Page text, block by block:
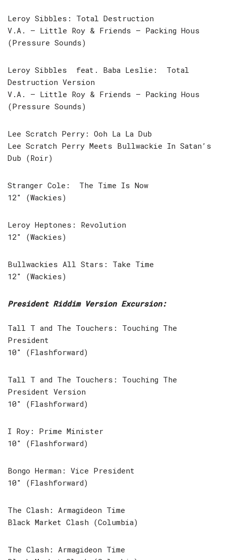
Leroy Sibbles: Total Destruction
V.A. – Little Roy & Friends – Packing Hous
(Pressure Sounds)
Leroy Sibbles feat. Baba Leslie: Total
Destruction Version
V.A. – Little Roy & Friends – Packing Hous
(Pressure Sounds)
Lee Scratch Perry: Ooh La La Dub
Lee Scratch Perry Meets Bullwackie In Satan’s
Dub (Roir)
Stranger Cole: The Time Is Now
12″ (Wackies)
Leroy Heptones: Revolution
12″ (Wackies)
Bullwackies All Stars: Take Time
12″ (Wackies)
President Riddim Version Excursion:
Tall T and The Touchers: Touching The
President
10″ (Flashforward)
Tall T and The Touchers: Touching The
President Version
10″ (Flashforward)
I Roy: Prime Minister
10″ (Flashforward)
Bongo Herman: Vice President
10″ (Flashforward)
The Clash: Armagideon Time
Black Market Clash (Columbia)
The Clash: Armagideon Time